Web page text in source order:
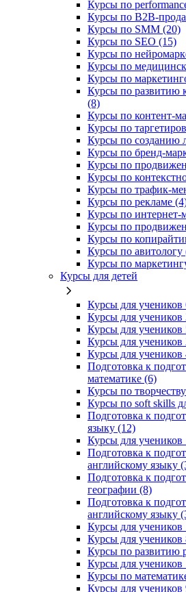
Курсы по
Курсы по B2B-
Курсы по SMM (20)
Курсы по SEO (15)
Курсы по
Курсы по
Курсы по
Курсы по развитию
(8)
Курсы по контент-
Курсы по
Курсы по созданию
Курсы по бренд-
Курсы по
Курсы по
Курсы по трафик-
Курсы по рекламе
Курсы по интернет-
Курсы по
Курсы по
Курсы по авитологу
Курсы по
Курсы для детей
Курсы для учеников
Курсы для учеников
Курсы для учеников
Курсы для учеников
Курсы для учеников
Подготовка к
математике (6)
Курсы по
Курсы по soft skills
Подготовка к
языку (12)
Курсы для учеников
Подготовка к
английскому языку
Подготовка к
географии (8)
Подготовка к
английскому языку
Курсы для учеников
Курсы для учеников
Курсы по развитию
Курсы для учеников
Курсы по
Курсы для учеников